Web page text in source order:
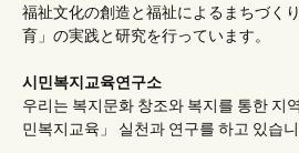
福祉文化の創造と福祉によるまちづく
育」の実践と研究を行っています。
시민복지교육연구소
우리는 복지문화 창조와 복지를 통한 지
민복지교육」 실천과 연구를 하고 있습